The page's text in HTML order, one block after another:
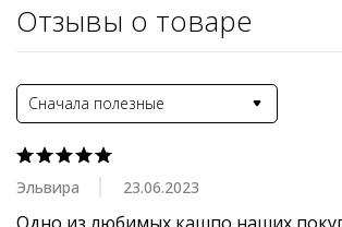
Отзывы о товаре
Сначала полезные
Эльвира 23.06.2023